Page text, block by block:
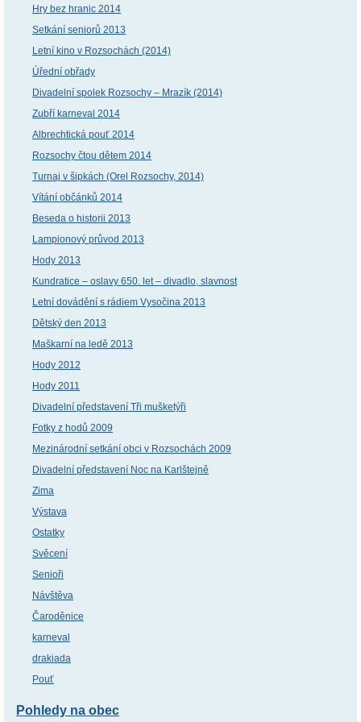
Hry bez hranic 2014
Setkání seniorů 2013
Letní kino v Rozsochách (2014)
Úřední obřady
Divadelní spolek Rozsochy – Mrazík (2014)
Zubří karneval 2014
Albrechtická pouť 2014
Rozsochy čtou dětem 2014
Turnaj v šipkách (Orel Rozsochy, 2014)
Vítání občánků 2014
Beseda o historii 2013
Lampionový průvod 2013
Hody 2013
Kundratice – oslavy 650. let – divadlo, slavnost
Letní dovádění s rádiem Vysočina 2013
Dětský den 2013
Maškarní na ledě 2013
Hody 2012
Hody 2011
Divadelní představení Tři mušketýři
Fotky z hodů 2009
Mezinárodní setkání obci v Rozsochách 2009
Divadelní představení Noc na Karlštejně
Zima
Výstava
Ostatky
Svěcení
Senioři
Návštěva
Čaroděnice
karneval
drakiada
Pouť
Pohledy na obec